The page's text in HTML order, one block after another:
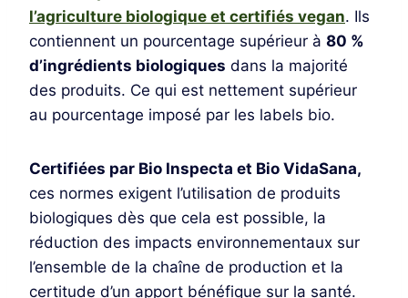
l’agriculture biologique et certifiés vegan. Ils
contiennent un pourcentage supérieur à 80 %
d’ingrédients biologiques dans la majorité
des produits. Ce qui est nettement supérieur
au pourcentage imposé par les labels bio.
Certifiées par Bio Inspecta et Bio VidaSana,
ces normes exigent l’utilisation de produits
biologiques dès que cela est possible, la
réduction des impacts environnementaux sur
l’ensemble de la chaîne de production et la
certitude d’un apport bénéfique sur la santé.